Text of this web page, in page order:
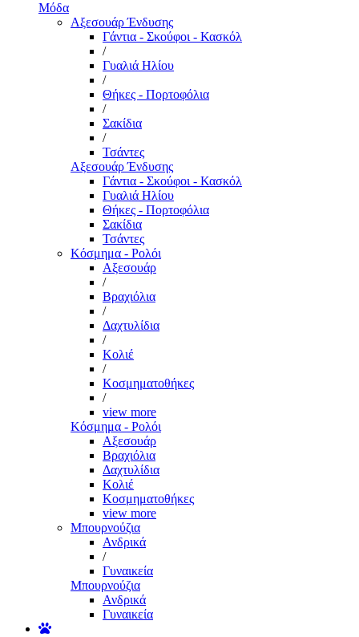
Μόδα
Αξεσουάρ Ένδυσης
Γάντια - Σκούφοι - Κασκόλ
/
Γυαλιά Ηλίου
/
Θήκες - Πορτοφόλια
/
Σακίδια
/
Τσάντες
Αξεσουάρ Ένδυσης
Γάντια - Σκούφοι - Κασκόλ
Γυαλιά Ηλίου
Θήκες - Πορτοφόλια
Σακίδια
Τσάντες
Κόσμημα - Ρολόι
Αξεσουάρ
/
Βραχιόλια
/
Δαχτυλίδια
/
Κολιέ
/
Κοσμηματοθήκες
/
view more
Κόσμημα - Ρολόι
Αξεσουάρ
Βραχιόλια
Δαχτυλίδια
Κολιέ
Κοσμηματοθήκες
view more
Μπουρνούζια
Ανδρικά
/
Γυναικεία
Μπουρνούζια
Ανδρικά
Γυναικεία